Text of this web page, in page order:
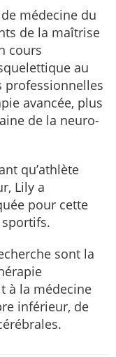
médecine du
de la maîtrise
cours
au
professionnelles
avancée, plus
de la neuro-
qu’athlète
Lily a
pour cette
sont la
à la médecine
inférieur, de